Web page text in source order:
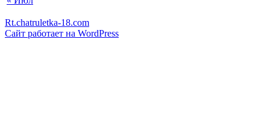
Rt.chatruletka-18.com
Сайт работает на WordPress